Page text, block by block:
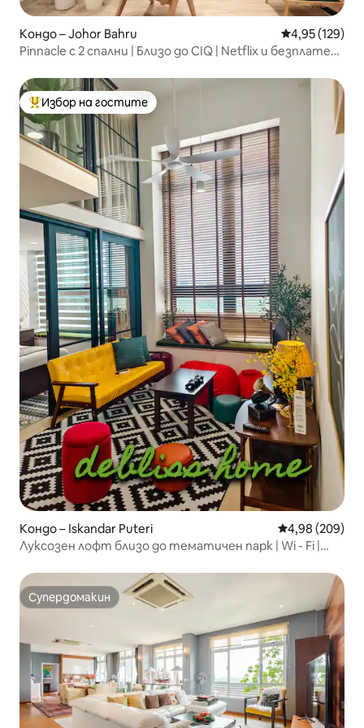
Кондо – Johor Bahru Средна
4,95 (129)
Pinnacle с 2 спални | Близо до CIQ | Netflix и безплатен
Най-популярен избор на гостите
Избор на гостите
Кондо – Iskandar Puteri Средна
4,98 (209)
Луксозен лофт близо до тематичен парк | Wi - Fi |
Супердомакин
Супердомакин